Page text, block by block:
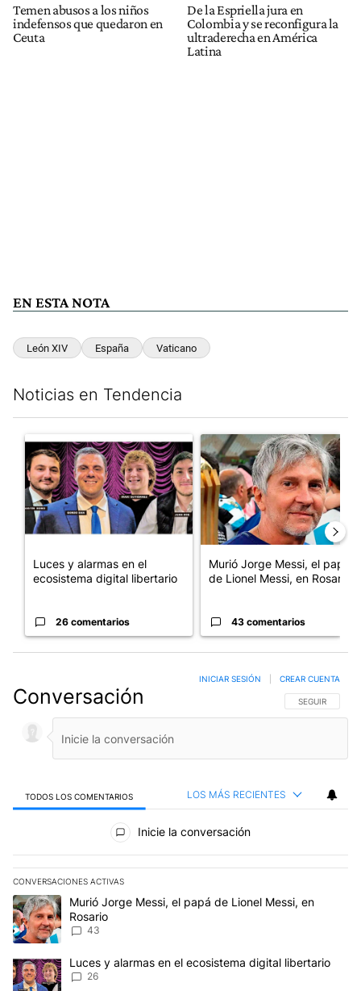
Temen abusos a los niños
indefensos que quedaron en
Ceuta
De la Espriella jura en
Colombia y se reconfigura la
ultraderecha en América
Latina
EN ESTA NOTA
León XIV España Vaticano
Noticias en Tendencia
Un artículo de tendencia con el título "Luces y alarmas en el
Luces y alarmas en el
ecosistema digital libertario
26 comentarios
Un artículo de tendencia con
Murió Jorge Messi, el papá
de Lionel Messi, en Rosario
43 comentarios
Conversación SIGA ESTA
SEGUIR
INICIAR SESIÓN CREAR CUENTA
TODOS LOS COMENTARIOS LOS MÁS RECIENTES
Todos los comentarios
Inicie la conversación
CONVERSACIONES ACTIVAS
Este listado muestra los artículos con más comentarios en los
Un artículo de tendencia con el título "Murió Jorge Messi, el
Murió Jorge Messi, el papá de Lionel Messi, en
Rosario
43
Un artículo de tendencia con el título "Luces y alarmas en el
Luces y alarmas en el ecosistema digital libertario
26